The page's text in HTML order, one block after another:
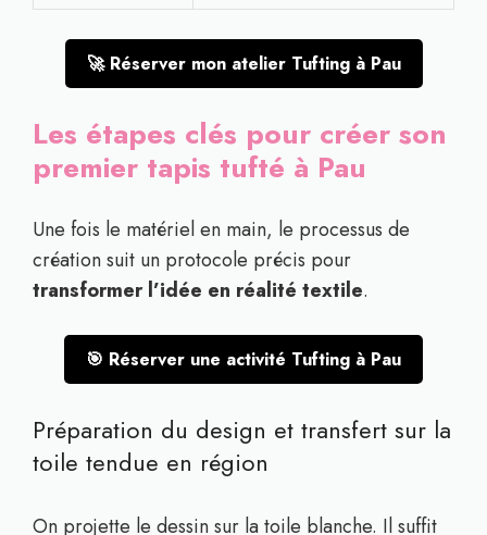
🚀 Réserver mon atelier Tufting à Pau
Les étapes clés pour créer son
premier tapis tufté à Pau
Une fois le matériel en main, le processus de
création suit un protocole précis pour
transformer l’idée en réalité textile.
🎯 Réserver une activité Tufting à Pau
Préparation du design et transfert sur la
toile tendue en région
On projette le dessin sur la toile blanche. Il suffit